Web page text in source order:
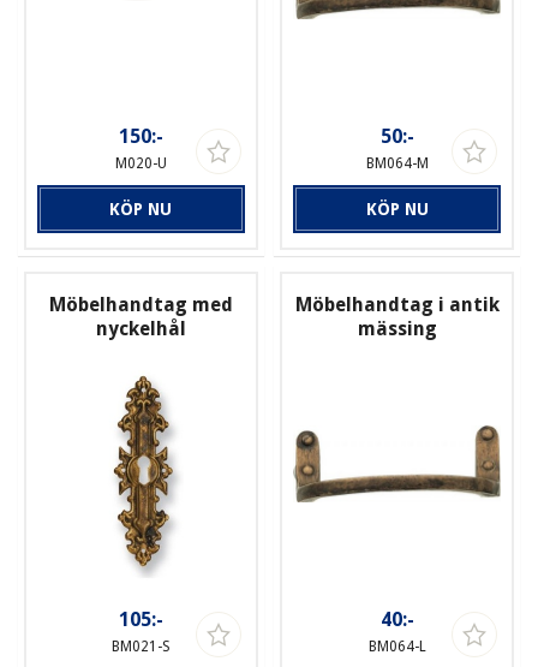
150:-
M020-U
KÖP NU
50:-
BM064-M
KÖP NU
Möbelhandtag med
nyckelhål
105:-
BM021-S
Möbelhandtag i antik
mässing
40:-
BM064-L